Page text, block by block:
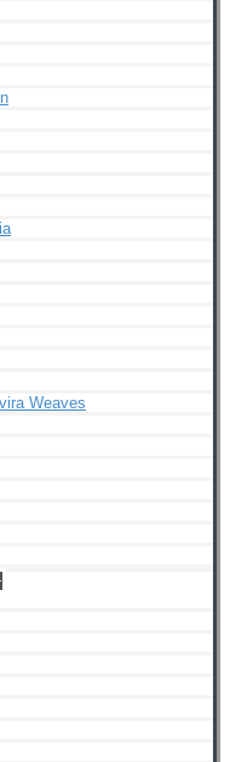
Weaves